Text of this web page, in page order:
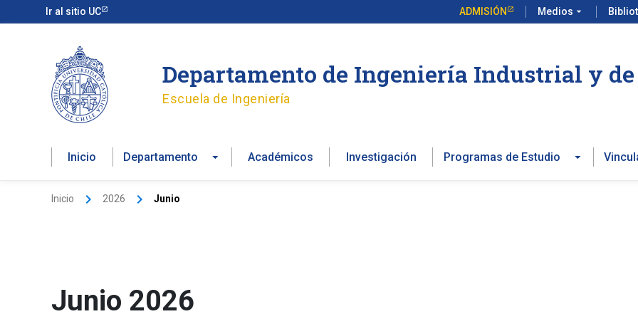
Ir al sitio UC ADMISIÓN Medios arrow_drop_down
al
Departamento de Ingeniería Industrial y
Escuela de Ingeniería
Inicio Departamento Académicos Investigación Programas de Estudio
Inicio 2026 Junio
Junio 2026